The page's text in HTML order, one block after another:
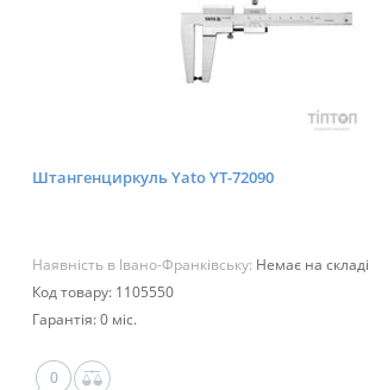
Штангенциркуль Yato YT-72090
Наявність в Івано-Франківську: Немає на складі
Код товару: 1105550
Гарантія: 0 міс.
0